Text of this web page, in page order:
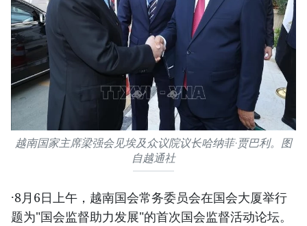
越南国家主席梁强会见埃及众议院议长哈纳菲·贾巴利。图
自越通社
·8月6日上午，越南国会常务委员会在国会大厦举行
题为"国会监督助力发展"的首次国会监督活动论坛。